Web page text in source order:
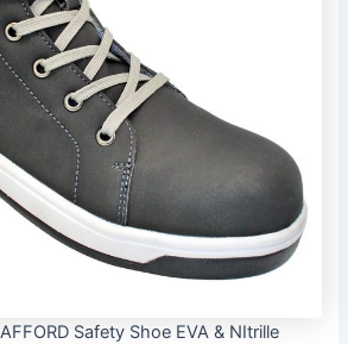
Safety Shoe EVA & NItrille